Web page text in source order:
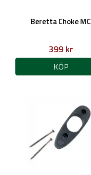
Beretta Choke MC
399 kr
KÖP